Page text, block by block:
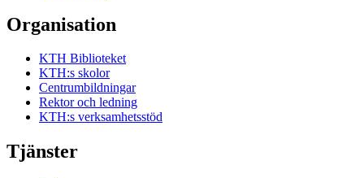
Organisation
KTH Biblioteket
KTH:s skolor
Centrumbildningar
Rektor och ledning
KTH:s verksamhetsstöd
Tjänster